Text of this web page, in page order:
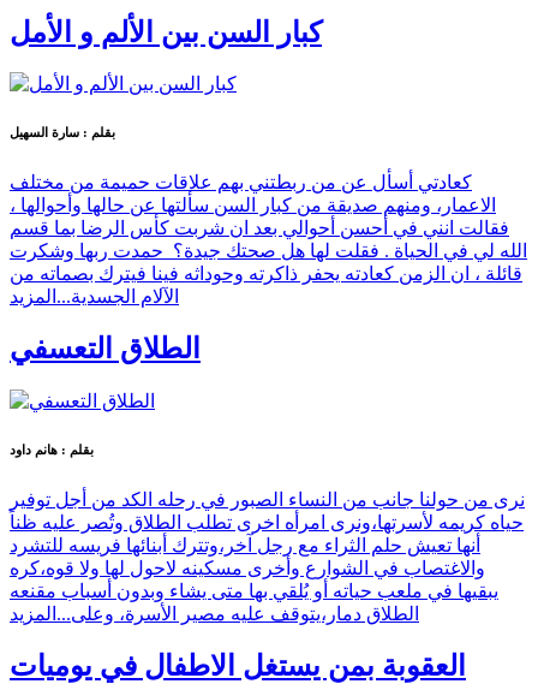
كبار السن بين الألم و الأمل
بقلم : سارة السهيل
كعادتي أسأل عن من ربطتني بهم علاقات حميمة من مختلف
الاعمار، ومنهم صديقة من كبار السن سألتها عن حالها وأحوالها ،
فقالت انني في أحسن أحوالي بعد ان شربت كأس الرضا بما قسم
الله لي في الحياة . فقلت لها هل صحتك جيدة؟ حمدت ربها وشكرت
قائلة ، ان الزمن كعادته يحفر ذاكرته وحوداثه فينا فيترك بصماته من
الآلام الجسدية... المزيد
الطلاق التعسفي
بقلم : هانم داود
نرى من حولنا جانب من النساء الصبور في رحله الكد من أجل توفير
حياه كريمه لأسرتها،ونرى امرأه اخرى تطلب الطلاق وتُصر عليه ظناً
أنها تعيش حلم الثراء مع رجل آخر،وتترك أبنائها فريسه للتشرد
والاغتصاب في الشوارع وأخرى مسكينه لاحول لها ولا قوه،كره
يبقيها في ملعب حياته أو يُلقي بها متى يشاء وبدون أسباب مقنعه
الطلاق دمار،يتوقف عليه مصير الأسرة، وعلى... المزيد
العقوبة بمن يستغل الاطفال في يوميات